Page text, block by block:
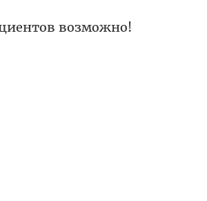
возможно!